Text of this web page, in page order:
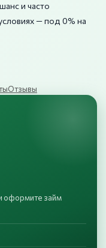
и часто
— под 0% на
Отзывы
оформите займ